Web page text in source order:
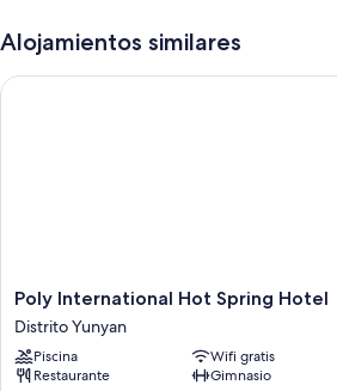
de equipaje
Un ascensor y una caja fuerte en recepción
Alojamientos similares
Poly
International
Hot
Spring
Hotel
Poly International Hot Spring Hotel
Distrito Yunyan
Piscina
Wifi gratis
Restaurante
Gimnasio
Poly International Hot Spring Hotel